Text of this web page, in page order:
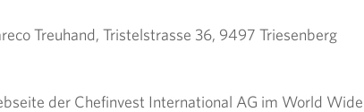
Treuhand, Tristelstrasse 36, 9497 Triesenberg
der Chefinvest International AG im World